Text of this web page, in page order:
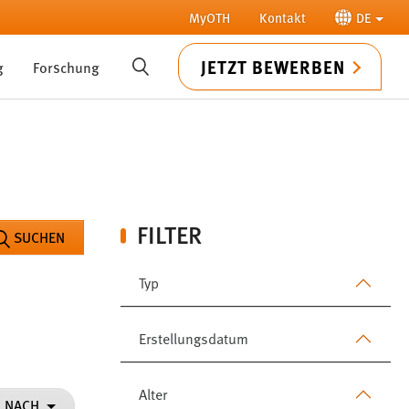
MyOTH Kontakt DE
Forschung SUCHE JETZT BEWERBEN
FILTER
Typ
Erstellungsdatum
Alter
SUCHEN